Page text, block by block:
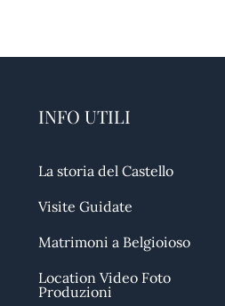
INFO UTILI
La storia del Castello
Visite Guidate
Matrimoni a Belgioioso
Location Video Foto
Produzioni